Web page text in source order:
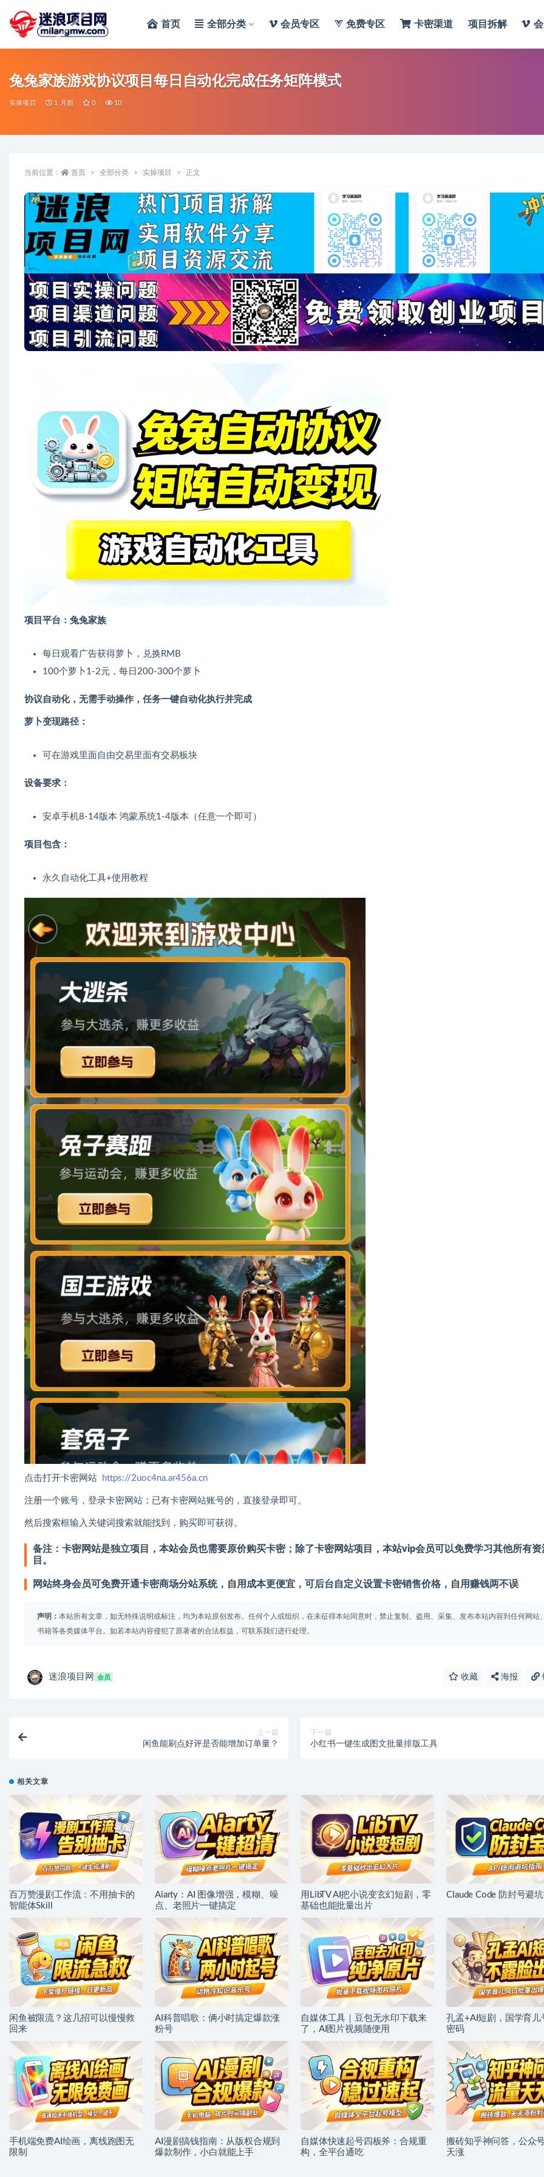
首页 全部分类 会员专区 免费专区 卡密渠道 项目拆解
兔兔家族游戏协议项目每日自动化完成任务矩阵模式
实操项目 1 月前 0 10
当前位置： 首页 全部分类 实操项目 正文
项目平台：兔兔家族
每日观看广告获得萝卜，兑换RMB
100个萝卜1-2元，每日200-300个萝卜
协议自动化，无需手动操作，任务一键自动化执行并完成
萝卜变现路径：
可在游戏里面自由交易里面有交易板块
设备要求：
安卓手机8-14版本 鸿蒙系统1-4版本（任意一个即可）
项目包含：
永久自动化工具+使用教程
点击打开卡密网站 https://2uoc4na.ar456a.cn
注册一个账号，登录卡密网站；已有卡密网站账号的，直接登录即可。
然后搜索框输入关键词搜索就能找到，购买即可获得。
备注：卡密网站是独立项目，本站会员也需要原价购买卡密；除了卡密网站项目，本站vip会员可以免费学习其他所有资
目。
网站终身会员可免费开通卡密商场分站系统，自用成本更便宜，可后台自定义设置卡密销售价格，自用赚钱两不误
声明： 本站所有文章，如无特殊说明或标注，均为本站原创发布。任何个人或组织，在未征得本站同意时，禁止复制、盗用、采集、发布本站内容到任何网站
书籍等各类媒体平台。如若本站内容侵犯了原著者的合法权益，可联系我们进行处理。
迷浪项目网 会员 收藏 海报
上一篇
闲鱼能刷点好评是否能增加订单量？
下一篇
小红书一键生成图文批量排版工具
相关文章
百万赞漫剧工作流：不用抽卡的
智能体Skill
Aiarty：AI 图像增强，模糊、噪
点、老照片一键搞定
用LibTV AI把小说变玄幻短剧，零
基础也能批量出片
Claude Code 防封号避
闲鱼被限流？这几招可以慢慢救
回来
AI科普唱歌：俩小时搞定爆款涨
粉号
自媒体工具｜豆包无水印下载来
了，AI图片视频随便用
孔孟+AI短剧，国学育儿
密码
手机端免费AI绘画，离线跑图无
限制
AI漫剧搞钱指南：从版权合规到
爆款制作，小白就能上手
自媒体快速起号四板斧：合规重
构，全平台通吃
搬砖知乎神问答，公众
天涨